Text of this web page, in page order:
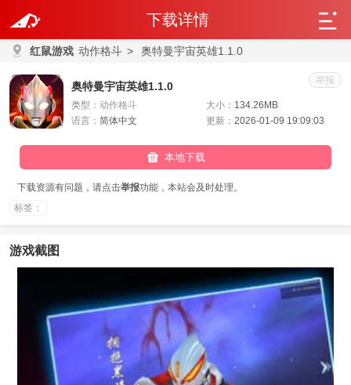
下载详情
红鼠游戏 动作格斗 > 奥特曼宇宙英雄1.1.0
奥特曼宇宙英雄1.1.0
类型： 动作格斗 大小： 134.26MB
语言： 简体中文 更新：2026-01-09 19:09:03
举报
本地下载
下载资源有问题，请点击举报功能，本站会及时处理。
标签：
游戏截图